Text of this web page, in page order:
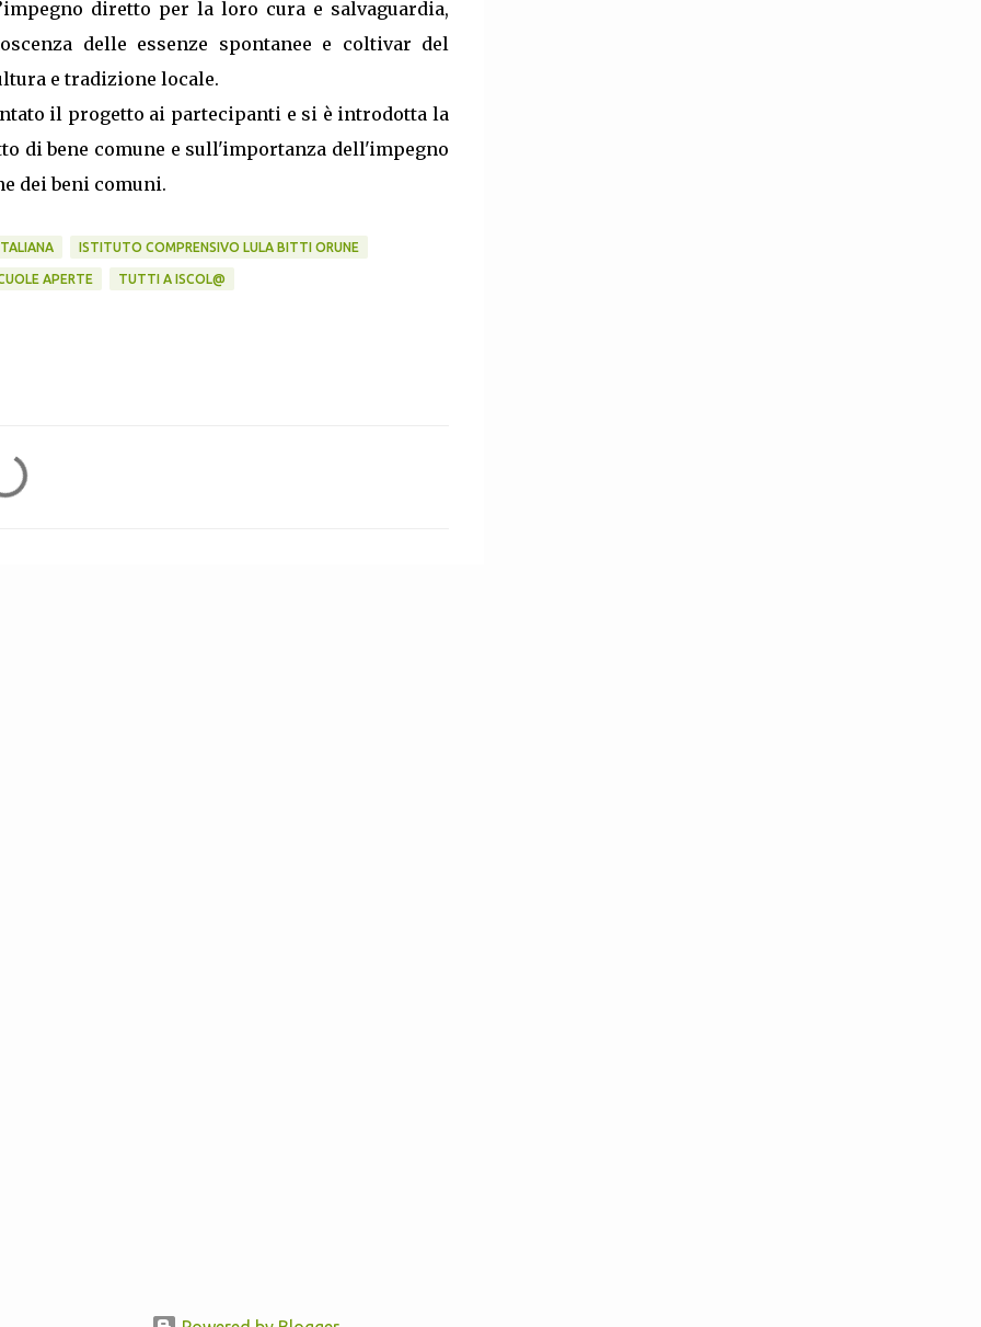
diretto per la loro cura e salvaguardia,
delle essenze spontanee e coltivar del
e tradizione locale.
il progetto ai partecipanti e si è introdotta la
di bene comune e sull'importanza dell'impegno
dei beni comuni.
ISTITUTO COMPRENSIVO LULA BITTI ORUNE
APERTE TUTTI A ISCOL@